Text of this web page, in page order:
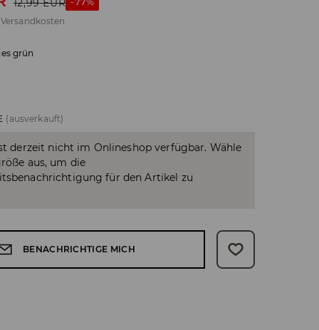
12,99 EUR
Versandkosten
grün
(ausverkauft)
derzeit nicht im Onlineshop verfügbar. Wähle
aus, um die
für den Artikel zu
BENACHRICHTIGE MICH